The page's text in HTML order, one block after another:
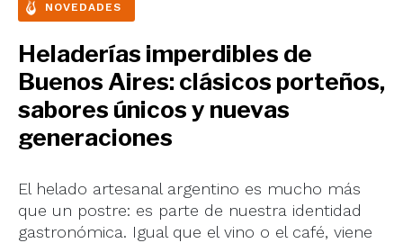
NOVEDADES
Heladerías imperdibles de
Buenos Aires: clásicos porteños,
sabores únicos y nuevas
generaciones
El helado artesanal argentino es mucho más
que un postre: es parte de nuestra identidad
gastronómica. Igual que el vino o el café, viene